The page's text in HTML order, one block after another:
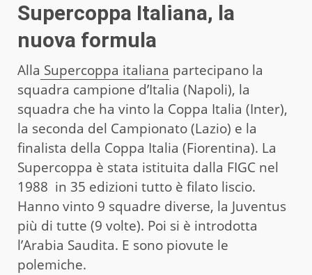
Supercoppa Italiana, la
nuova formula
Alla Supercoppa italiana partecipano la
squadra campione d’Italia (Napoli), la
squadra che ha vinto la Coppa Italia (Inter),
la seconda del Campionato (Lazio) e la
finalista della Coppa Italia (Fiorentina). La
Supercoppa è stata istituita dalla FIGC nel
1988 in 35 edizioni tutto è filato liscio.
Hanno vinto 9 squadre diverse, la Juventus
più di tutte (9 volte). Poi si è introdotta
l’Arabia Saudita. E sono piovute le
polemiche.